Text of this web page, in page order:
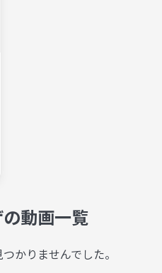
動画一覧
かりませんでした。